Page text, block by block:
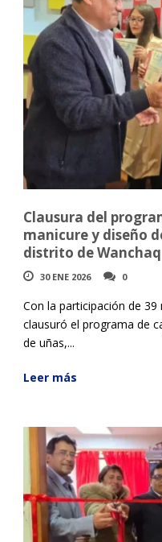
Clausura del
manicure y diseño
distrito de Wanchaq
30 ENE 2026 0
Con la participación de
clausuró el programa de
de uñas,...
Leer más